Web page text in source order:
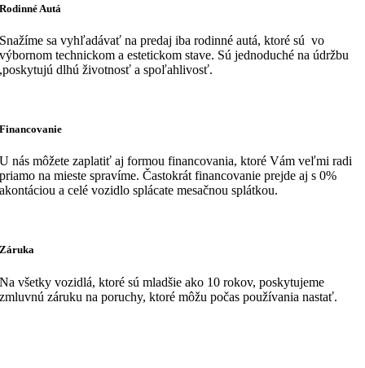
Rodinné Autá
Snažíme sa vyhľadávať na predaj iba rodinné autá, ktoré sú vo
výbornom technickom a estetickom stave. Sú jednoduché na údržbu
,poskytujú dlhú životnosť a spoľahlivosť.
Financovanie
U nás môžete zaplatiť aj formou financovania, ktoré Vám veľmi radi
priamo na mieste spravíme. Častokrát financovanie prejde aj s 0%
akontáciou a celé vozidlo splácate mesačnou splátkou.
Záruka
Na všetky vozidlá, ktoré sú mladšie ako 10 rokov, poskytujeme
zmluvnú záruku na poruchy, ktoré môžu počas používania nastať.